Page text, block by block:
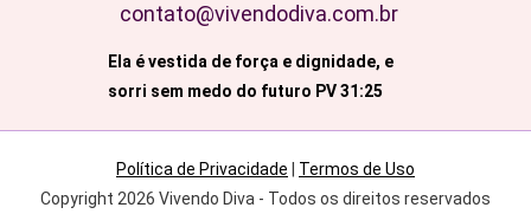
contato@vivendodiva.com.br
Ela é vestida de força e dignidade, e
sorri sem medo do futuro PV 31:25
Política de Privacidade
Termos de Uso
Copyright 2026 Vivendo Diva - Todos os direitos reservados